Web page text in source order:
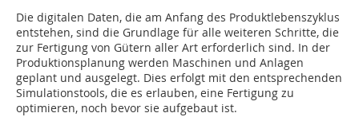
Die digitalen Daten, die am Anfang des Produktlebenszyklus
entstehen, sind die Grundlage für alle weiteren Schritte, die
zur Fertigung von Gütern aller Art erforderlich sind. In der
Produktionsplanung werden Maschinen und Anlagen
geplant und ausgelegt. Dies erfolgt mit den entsprechenden
Simulationstools, die es erlauben, eine Fertigung zu
optimieren, noch bevor sie aufgebaut ist.